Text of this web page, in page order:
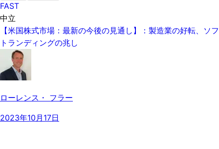
FAST
中立
【米国株式市場：最新の今後の見通し】：製造業の好転、ソフ
トランディングの兆し
ローレンス・ フラー
2023年10月17日